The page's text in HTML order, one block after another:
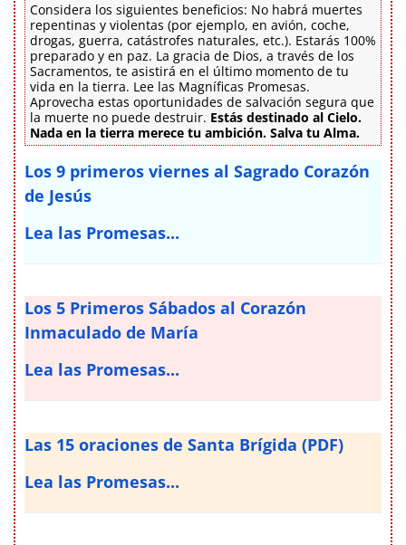
Considera los siguientes beneficios: No habrá muertes
repentinas y violentas (por ejemplo, en avión, coche,
drogas, guerra, catástrofes naturales, etc.). Estarás 100%
preparado y en paz. La gracia de Dios, a través de los
Sacramentos, te asistirá en el último momento de tu
vida en la tierra. Lee las Magníficas Promesas.
Aprovecha estas oportunidades de salvación segura que
la muerte no puede destruir. Estás destinado al Cielo.
Nada en la tierra merece tu ambición. Salva tu Alma.
Los 9 primeros viernes al Sagrado Corazón
de Jesús
Lea las Promesas...
Los 5 Primeros Sábados al Corazón
Inmaculado de María
Lea las Promesas...
Las 15 oraciones de Santa Brígida (PDF)
Lea las Promesas...